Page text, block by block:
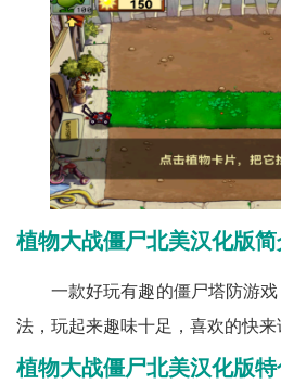
植物大战僵尸北美汉化版简
一款好玩有趣的僵尸塔防游
法，玩起来趣味十足，喜欢的快来
植物大战僵尸北美汉化版特